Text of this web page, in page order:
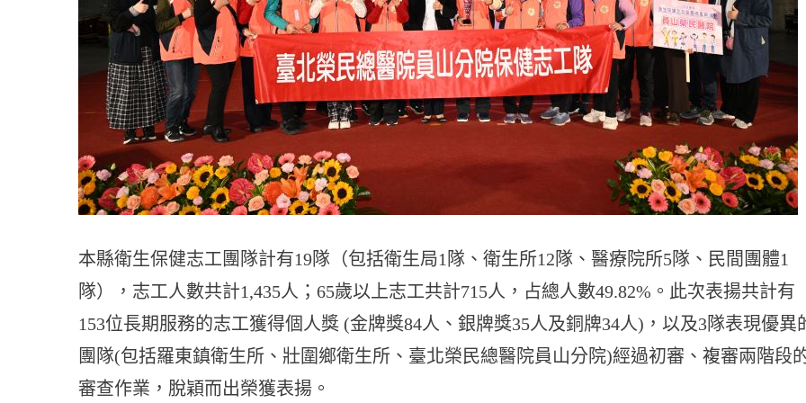
本縣衛生保健志工團隊計有19隊（包括衛生局1隊、衛生所12隊、醫療院所5隊、民間團體1
隊），志工人數共計1,435人；65歲以上志工共計715人，占總人數49.82%。此次表揚共計有
153位長期服務的志工獲得個人獎 (金牌獎84人、銀牌獎35人及銅牌34人)，以及3隊表現優異
團隊(包括羅東鎮衛生所、壯圍鄉衛生所、臺北榮民總醫院員山分院)經過初審、複審兩階段
審查作業，脫穎而出榮獲表揚。